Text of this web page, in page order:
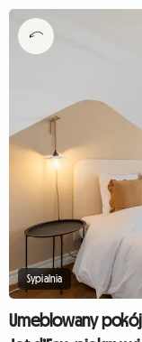
Sypialnia
Umeblowany